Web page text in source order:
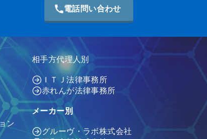
電話問い合わせ
ン
相手方代理人別
ＩＴＪ法律事務所
赤れんが法律事務所
メーカー別
グルーヴ・ラボ株式会社